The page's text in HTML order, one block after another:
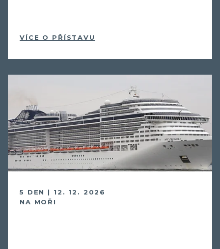
VÍCE O PŘÍSTAVU
5 DEN | 12. 12. 2026
NA MOŘI